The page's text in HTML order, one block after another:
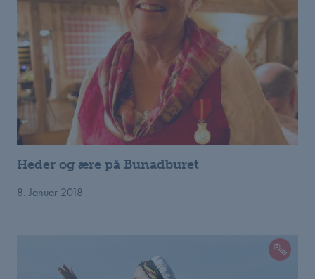
Heder og ære på Bunadburet
8. Januar 2018